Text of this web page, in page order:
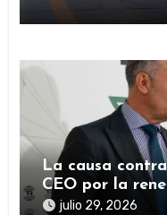
La causa
CEO por la
público durante
julio 29, 2026